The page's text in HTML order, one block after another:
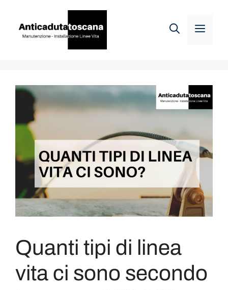
Quanti tipi di linea
vita ci sono secondo